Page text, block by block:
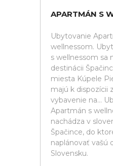
APARTMÁN S
Ubytovanie
wellnessom.
s wellnessom sa
destinácii
miesta Kúpele
majú k dispozícii
vybavenie na...
Apartmán s
nachádza v
Špačince, do
naplánovať vašú
Slovensku.